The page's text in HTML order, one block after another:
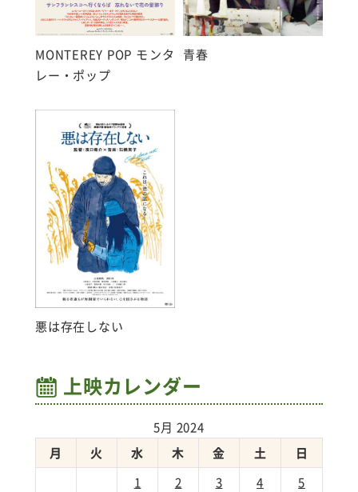
MONTEREY POP モンタ
レー・ポップ
青春
悪は存在しない
上映カレンダー
5月 2024
月
火 水 木 金 土
日
1
2 3 4
5